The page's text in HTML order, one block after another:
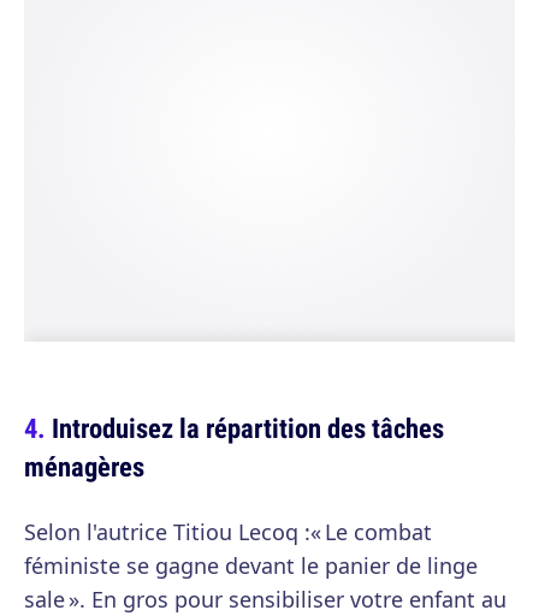
Introduisez la répartition des tâches
ménagères
Selon l'autrice Titiou Lecoq :« Le combat
féministe se gagne devant le panier de linge
sale ». En gros pour sensibiliser votre enfant au